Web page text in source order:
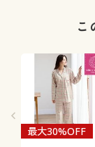
こ
最大30%OFF